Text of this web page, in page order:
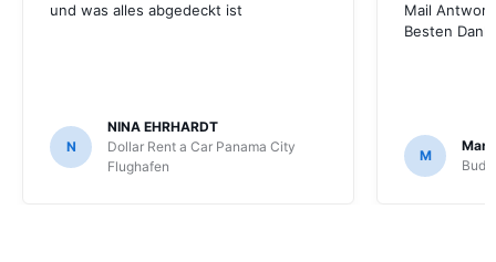
und was alles abgedeckt ist
N
NINA EHRHARDT
Dollar Rent a Car Panama City
Flughafen
Mail
Besten Dank!
M